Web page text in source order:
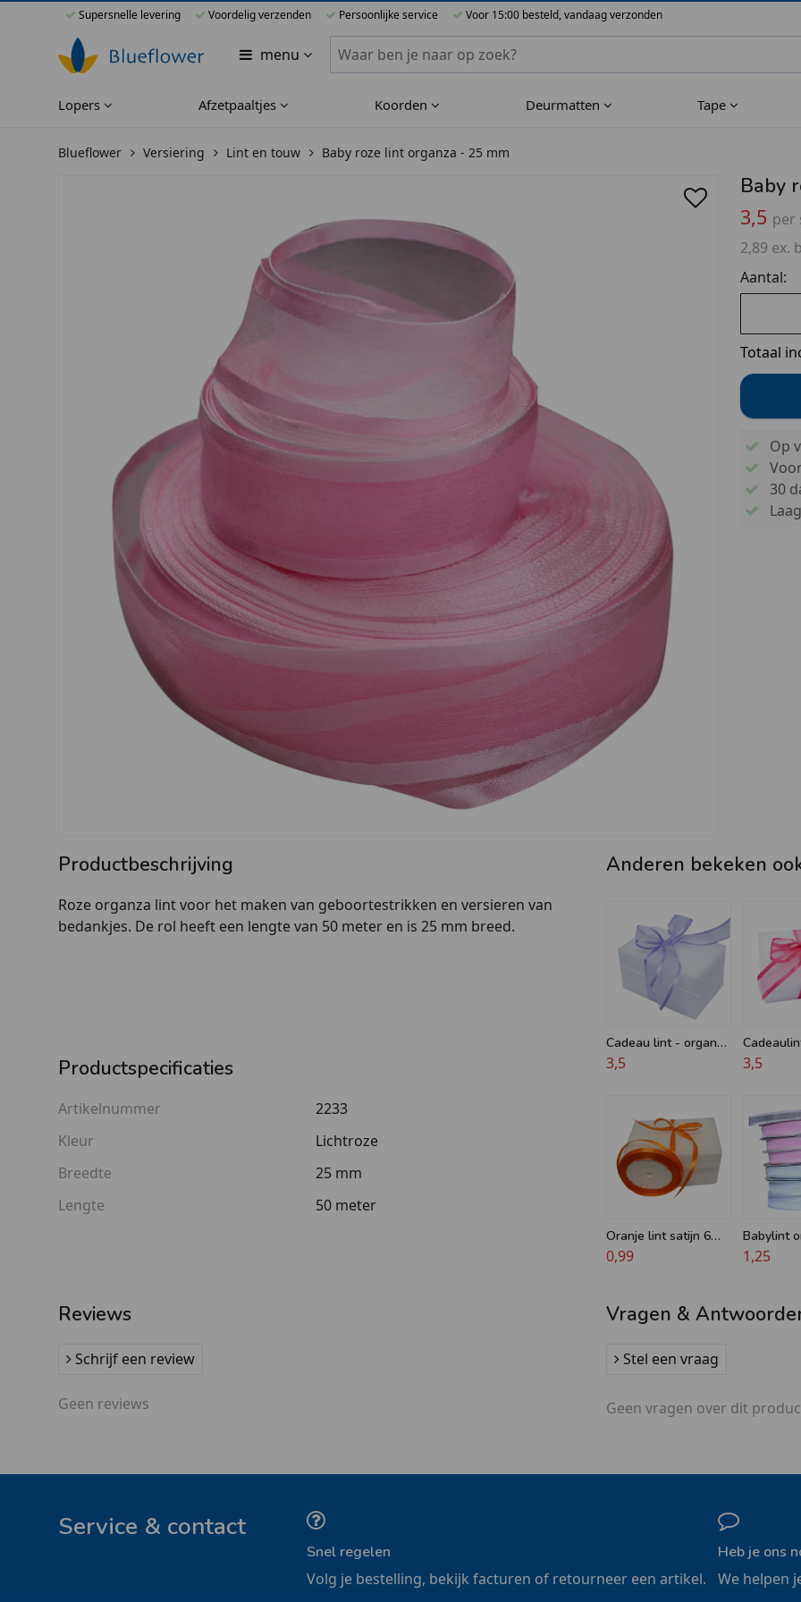
Supersnelle levering Voordelig verzenden Persoonlijke service Voor 15:00 besteld, vandaag verzonden
menu Zoeken binnen Blueflower
Lopers Afzetpaaltjes Koorden Deurmatten Tape
Blueflower Versiering Lint en touw Baby roze lint organza - 25 mm
Baby
3,5 per
2,89 ex.
Aantal:
Totaal
Op
30
Productbeschrijving
Roze organza lint voor het maken van geboortestrikken en versieren van
bedankjes. De rol heeft een lengte van 50 meter en is 25 mm breed.
Productspecificaties
Artikelnummer
2233
Kleur
Lichtroze
Breedte
25 mm
Lengte
50 meter
Anderen bekeken
Cadeau lint - organza
25 mm x 50m
3,5
fuchsia of
3,5
Oranje lint satijn 6
mm
0,99
Babylint
roze of
1,25
Reviews
Schrijf een review
Geen reviews
Vragen &
Stel een vraag
Geen vragen over dit
Service & contact
Snel regelen
Volg je bestelling, bekijk facturen of retourneer een artikel.
Heb je ons
We helpen